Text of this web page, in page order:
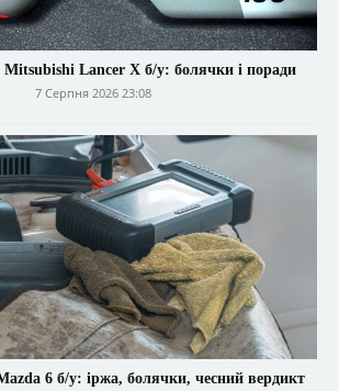
Lancer X б/у: болячки і поради
7 Серпня 2026 23:08
6 б/у: іржа, болячки, чесний вердикт